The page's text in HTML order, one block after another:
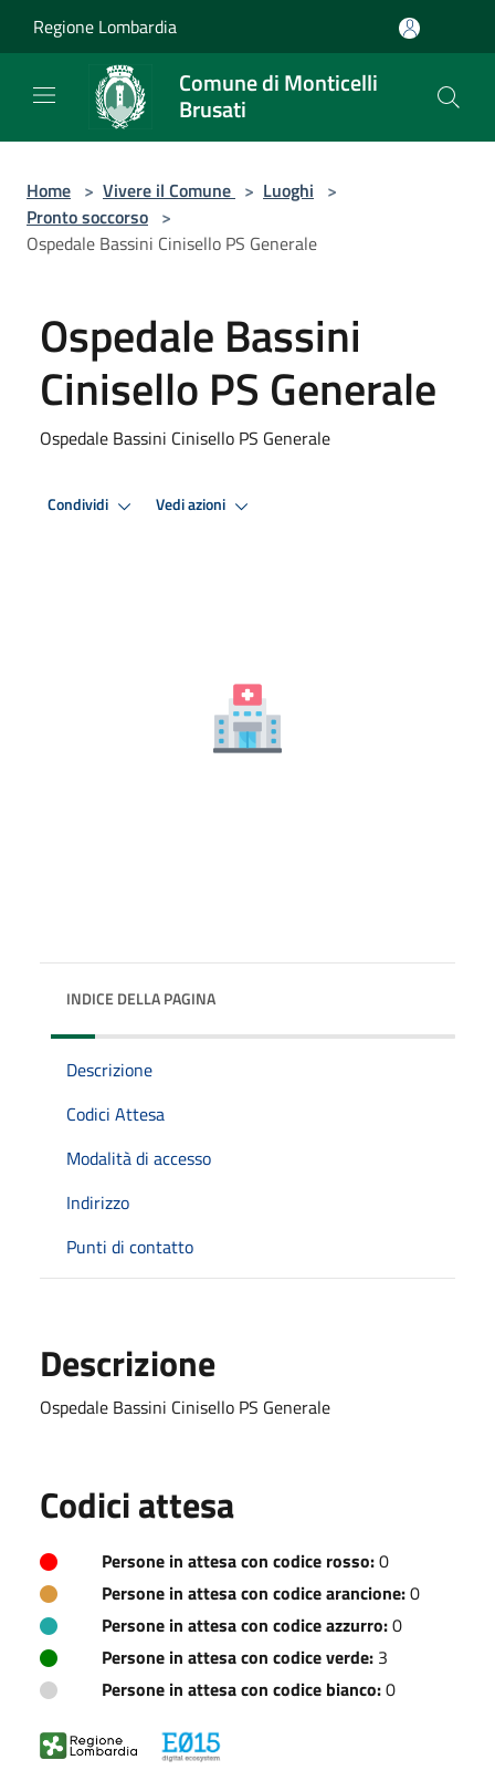
Regione Lombardia
Comune di Monticelli
Brusati
Home > Vivere il Comune > Luoghi >
Pronto soccorso >
Ospedale Bassini Cinisello PS Generale
Ospedale Bassini
Cinisello PS Generale
Ospedale Bassini Cinisello PS Generale
Condividi Vedi azioni
INDICE DELLA PAGINA
Descrizione
Codici Attesa
Modalità di accesso
Indirizzo
Punti di contatto
Descrizione
Ospedale Bassini Cinisello PS Generale
Codici attesa
Persone in attesa con codice rosso:0
Persone in attesa con codice arancione:0
Persone in attesa con codice azzurro:0
Persone in attesa con codice verde: 3
Persone in attesa con codice bianco:0